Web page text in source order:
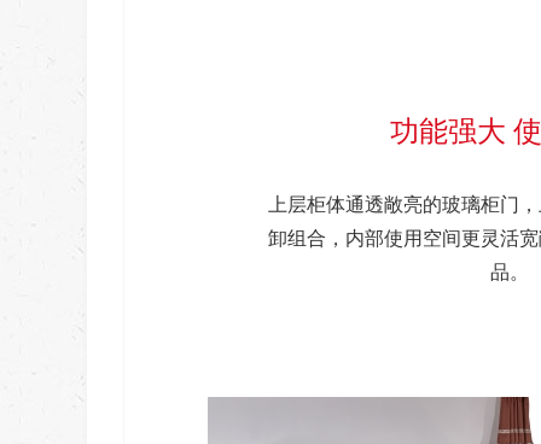
功能强大
上层柜体通透敞亮的玻璃柜门
卸组合，内部使用空间更灵活
品。